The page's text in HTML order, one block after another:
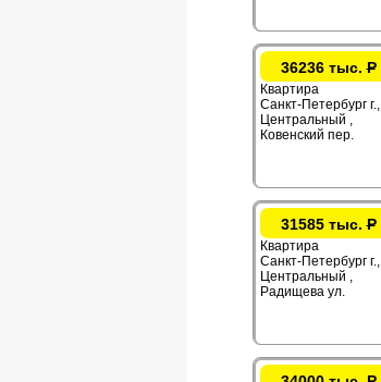
36236 тыс.Р
Квартира
Санкт-Петербург г.,
Центральный ,
Ковенский пер.
31585 тыс.Р
Квартира
Санкт-Петербург г.,
Центральный ,
Радищева ул.